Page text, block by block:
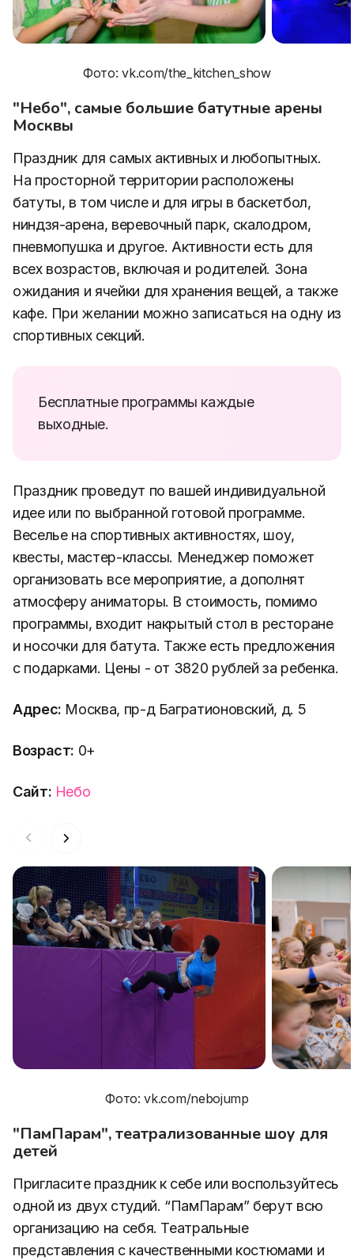
Фото: vk.com/the_kitchen_show
"Небо", самые большие батутные арены
Москвы
Праздник для самых активных и любопытных.
На просторной территории расположены
батуты, в том числе и для игры в баскетбол,
ниндзя-арена, веревочный парк, скалодром,
пневмопушка и другое. Активности есть для
всех возрастов, включая и родителей. Зона
ожидания и ячейки для хранения вещей, а также
кафе. При желании можно записаться на одну из
спортивных секций.
Бесплатные программы каждые
выходные.
Праздник проведут по вашей индивидуальной
идее или по выбранной готовой программе.
Веселье на спортивных активностях, шоу,
квесты, мастер-классы. Менеджер поможет
организовать все мероприятие, а дополнят
атмосферу аниматоры. В стоимость, помимо
программы, входит накрытый стол в ресторане
и носочки для батута. Также есть предложения
с подарками. Цены - от 3820 рублей за ребенка.
Адрес: Москва, пр-д Багратионовский, д. 5
Возраст: 0+
Сайт: Небо
Фото: vk.com/nebojump
"ПамПарам", театрализованные шоу для
детей
Пригласите праздник к себе или воспользуйтесь
одной из двух студий. “ПамПарам” берут всю
организацию на себя. Театральные
представления с качественными костюмами и